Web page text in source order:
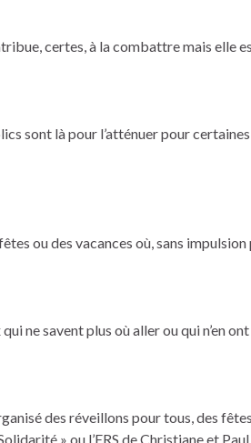
certes, à la combattre mais elle
sont là pour l’atténuer pour
ou des vacances où, sans
ne savent plus où aller ou qui n’en
des réveillons pour tous, des
» ou l’ERS de Christiane et